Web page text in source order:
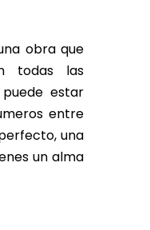
obra que
todas las
estar
entre
una
un alma